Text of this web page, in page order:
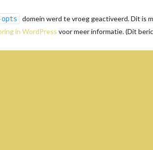
opts
domein werd te vroeg geactiveerd. Dit is
in WordPress voor meer informatie. (Dit